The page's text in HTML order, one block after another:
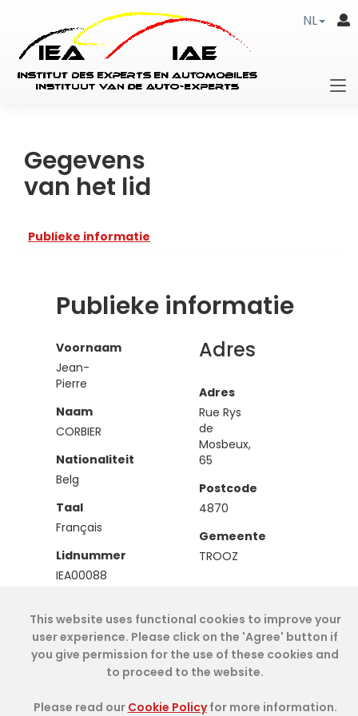
NL
Gegevens
van het lid
Publieke informatie
Publieke informatie
Voornaam
Jean-
Pierre
Naam
CORBIER
Nationaliteit
Belg
Taal
Français
Lidnummer
IEA00088
Effectief
Adres
Adres
Rue Rys
de
Mosbeux,
65
Postcode
4870
Gemeente
TROOZ
This website uses functional cookies to improve your
user experience. Please click on the 'Agree' button if
you give permission for the use of these cookies and
to proceed to the website.
Please read our Cookie Policyfor more information.